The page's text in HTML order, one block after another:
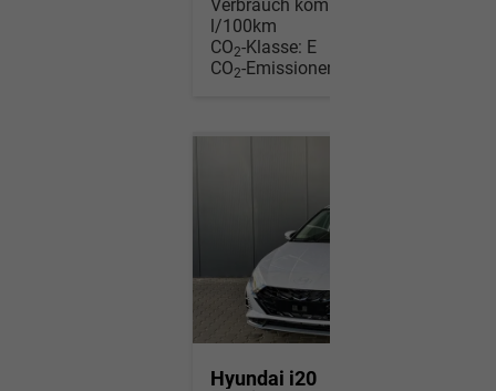
Verbrauch kombiniert:
l/100km
CO2-Klasse: E
CO2-Emissionen:
Hyundai i20